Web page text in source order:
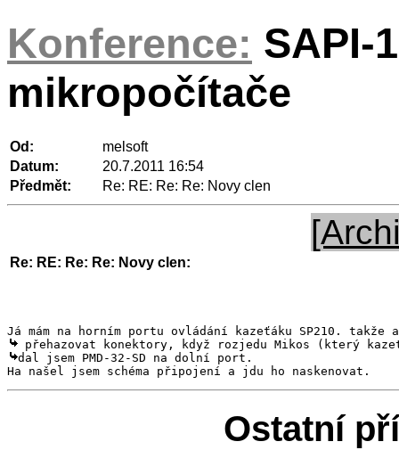
Konference: SAPI-
mikropočítače
Od:
melsoft
Datum:
20.7.2011 16:54
Předmět:
Re: RE: Re: Re: Novy clen
Re: RE: Re: Re: Novy clen:
dal jsem PMD-32-SD na dolní port.
Ha našel jsem schéma připojení a jdu ho naskenovat.
Ostatní